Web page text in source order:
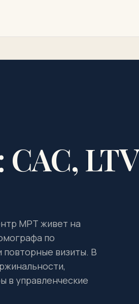
LTV
МРТ живет на
по
повторные визиты. В
в управленческие